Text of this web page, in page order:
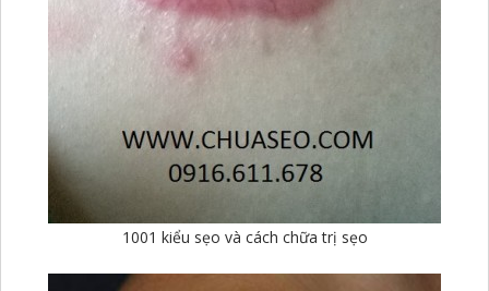
1001 kiểu sẹo và cách chữa trị sẹo